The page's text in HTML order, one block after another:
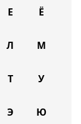
Е Ё
Л М
Т У
Э Ю